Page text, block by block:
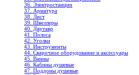
36. Электростанции
37. Арматура
38. Лист
39. Швеллеры
40. Двутавр
41. Полоса
42. Уголки
43. Инструменты
44. Сварочное оборудование и аксессуары
45. Ванны
46. Кабины душевые
47. Поддоны душевые